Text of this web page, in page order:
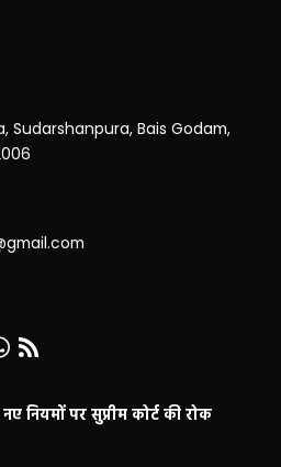
Sudarshanpura, Bais Godam,
नियमों पर सुप्रीम कोर्ट की रोक